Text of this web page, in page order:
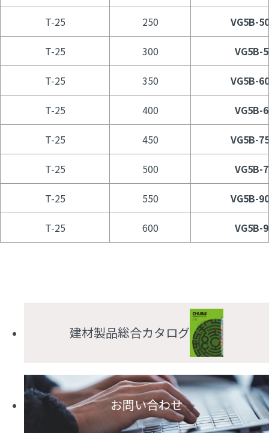
T-25 250 VG5B-
T-25 300 VG5B-
T-25 350 VG5B-
T-25 400 VG5B-
T-25 450 VG5B-
T-25 500 VG5B-
T-25 550 VG5B-
T-25 600 VG5B-
建材製品総合カタログ
お問い合わせ